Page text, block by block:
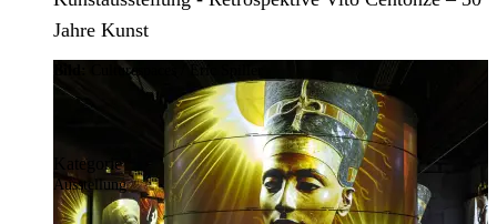
Jahre Kunst
Culturespaces / Eric Spiller
Kategorie
Ausstellung